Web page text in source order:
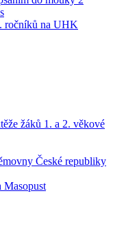
ročníků na UHK
žáků 1. a 2. věkové
České republiky
Masopust